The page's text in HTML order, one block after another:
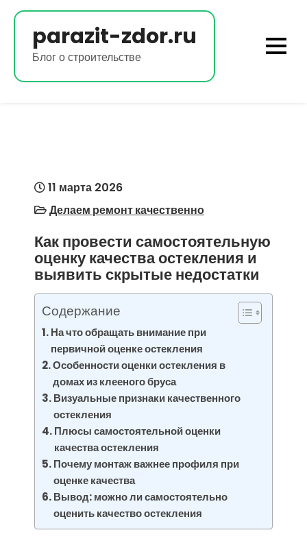
Перейти
содержимомуparazit-zdor.ru
Блог о строительстве
11 марта 2026
Делаем ремонт качественно
Как провести самостоятельную
оценку качества остекления и
выявить скрытые недостатки
Содержание
На что обращать внимание при
первичной оценке остекления
Особенности оценки остекления в
домах из клееного бруса
Визуальные признаки качественного
остекления
Плюсы самостоятельной оценки
качества остекления
Почему монтаж важнее профиля при
оценке качества
Вывод: можно ли самостоятельно
оценить качество остекления